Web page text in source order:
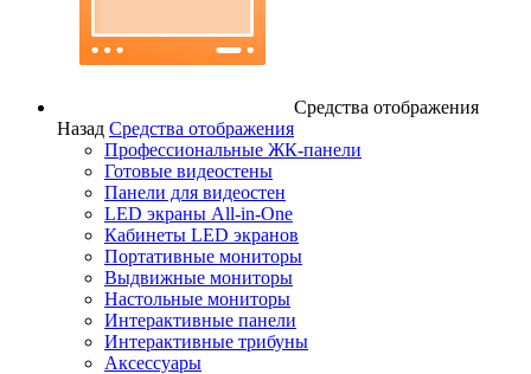
Средства отображения
Назад Средства отображения
Профессиональные ЖК-панели
Готовые видеостены
Панели для видеостен
LED экраны All-in-One
Кабинеты LED экранов
Портативные мониторы
Выдвижные мониторы
Настольные мониторы
Интерактивные панели
Интерактивные трибуны
Аксессуары